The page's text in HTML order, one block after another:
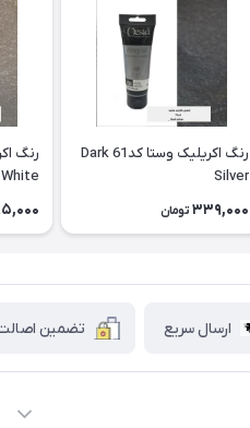
رنگ اکریلیک وستا كد61 Dark
Silver
339,000 تومان
ارسال سریع تضمین اصالت